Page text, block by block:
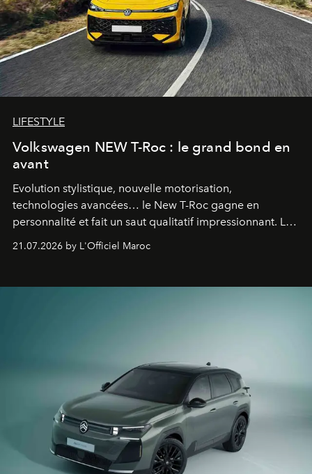
LIFESTYLE
Volkswagen NEW T-Roc : le grand bond en
avant
Evolution stylistique, nouvelle motorisation,
technologies avancées… le New T-Roc gagne en
personnalité et fait un saut qualitatif impressionnant. Le
fétiche pour le rendre plus premium. Et le pari semble
21.07.2026 by L'Officiel Maroc